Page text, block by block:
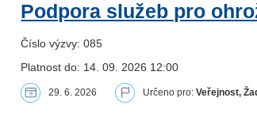
Podpora služeb pro
Číslo výzvy: 085
Platnost do: 14. 09. 2026 12:00
29. 6. 2026 Určeno pro:Veřejnost,